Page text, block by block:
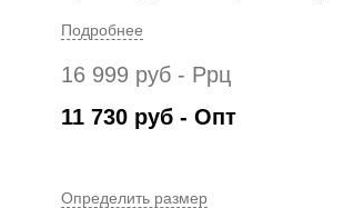
Подробнее
16 999 руб - Ррц
11 730 руб - Опт
Определить размер